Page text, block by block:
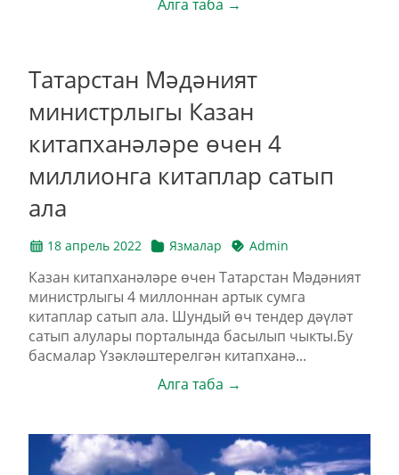
Алга таба →
Татарстан Мәдәният
министрлыгы Казан
китапханәләре өчен 4
миллионга китаплар сатып
ала
18 апрель 2022 Язмалар Admin
Казан китапханәләре өчен Татарстан Мәдәният
министрлыгы 4 миллоннан артык сумга
китаплар сатып ала. Шундый өч тендер дәүләт
сатып алулары порталында басылып чыкты.Бу
басмалар Үзәкләштерелгән китапханә...
Алга таба →